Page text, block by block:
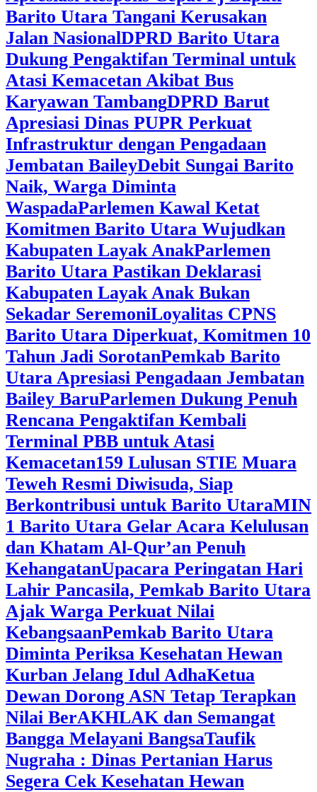
Barito Utara Tangani Kerusakan
Jalan NasionalDPRD Barito Utara
Dukung Pengaktifan Terminal untuk
Atasi Kemacetan Akibat Bus
Karyawan TambangDPRD Barut
Apresiasi Dinas PUPR Perkuat
Infrastruktur dengan Pengadaan
Jembatan BaileyDebit Sungai Barito
Naik, Warga Diminta
WaspadaParlemen Kawal Ketat
Komitmen Barito Utara Wujudkan
Kabupaten Layak AnakParlemen
Barito Utara Pastikan Deklarasi
Kabupaten Layak Anak Bukan
Sekadar SeremoniLoyalitas CPNS
Barito Utara Diperkuat, Komitmen 10
Tahun Jadi SorotanPemkab Barito
Utara Apresiasi Pengadaan Jembatan
Bailey BaruParlemen Dukung Penuh
Rencana Pengaktifan Kembali
Terminal PBB untuk Atasi
Kemacetan159 Lulusan STIE Muara
Teweh Resmi Diwisuda, Siap
Berkontribusi untuk Barito UtaraMIN
1 Barito Utara Gelar Acara Kelulusan
dan Khatam Al-Qur’an Penuh
KehangatanUpacara Peringatan Hari
Lahir Pancasila, Pemkab Barito Utara
Ajak Warga Perkuat Nilai
KebangsaanPemkab Barito Utara
Diminta Periksa Kesehatan Hewan
Kurban Jelang Idul AdhaKetua
Dewan Dorong ASN Tetap Terapkan
Nilai BerAKHLAK dan Semangat
Bangga Melayani BangsaTaufik
Nugraha : Dinas Pertanian Harus
Segera Cek Kesehatan Hewan